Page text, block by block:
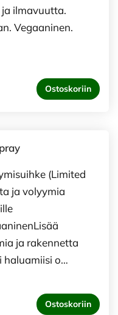
ilmavuutta.
Vegaaninen.
Ostoskoriin
(Limited
ja volyymia
ja rakennetta
haluamiisi o…
Ostoskoriin